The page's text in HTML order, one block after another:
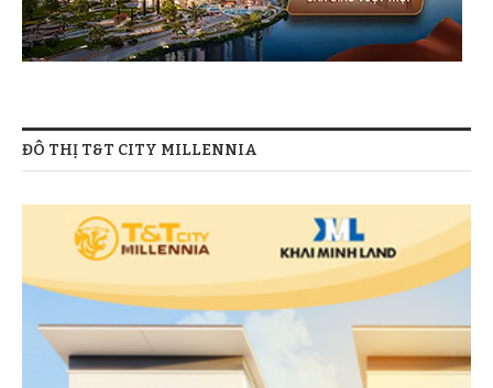
ĐÔ THỊ T&T CITY MILLENNIA